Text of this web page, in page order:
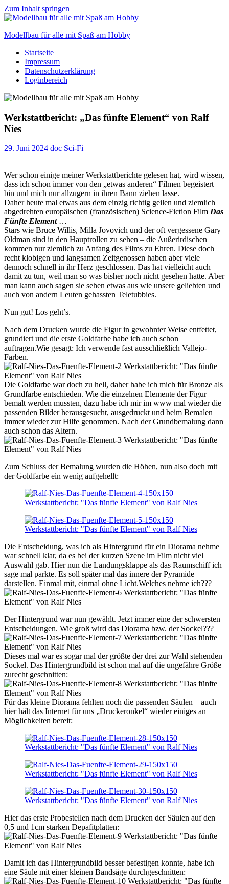
Zum Inhalt springen
Modellbau für alle mit Spaß am Hobby
Scale
modelling
to
Startseite
Impressum
Datenschutzerklärung
Loginbereich
Werkstattbericht: „Das fünfte Element“ von Ralf
Nies
29. Juni 2024 doc Sci-Fi
Wer schon einige meiner Werkstattberichte gelesen hat, wird wissen,
dass ich schon immer von den „etwas anderen“ Filmen begeistert
bin und mich nur allzugern in ihren Bann ziehen lasse.
Daher heute mal etwas aus dem einzig richtig geilen und ziemlich
abgedrehten europäischen (französischen) Science-Fiction Film Das
Fünfte Element…
Stars wie Bruce Willis, Milla Jovovich und der oft vergessene Gary
Oldman sind in den Hauptrollen zu sehen – die Außerirdischen
kommen nur ziemlich zu Anfang des Films zu Ehren. Diese doch
recht klobigen und langsamen Zeitgenossen haben aber viele
dennoch schnell in ihr Herz geschlossen. Das hat vielleicht auch
damit zu tun, weil man so was bisher noch nicht gesehen hatte. Aber
man kann auch sagen sie sehen etwas aus wie unsere geliebten und
auch von andern Leuten gehassten Teletubbies.
Nun gut! Los geht’s.
Nach dem Drucken wurde die Figur in gewohnter Weise entfettet,
grundiert und die erste Goldfarbe habe ich auch schon
auftragen.Wie gesagt: Ich verwende fast ausschließlich Vallejo-
Farben.
Die Goldfarbe war doch zu hell, daher habe ich mich für Bronze als
Grundfarbe entschieden. Wie die einzelnen Elemente der Figur
bemalt werden mussten, dazu habe ich mir im www mal wieder die
passenden Bilder herausgesucht, ausgedruckt und beim Bemalen
immer wieder zur Hilfe genommen. Nach der Grundbemalung dann
auch schon das Altern.
Zum Schluss der Bemalung wurden die Höhen, nun also doch mit
der Goldfarbe ein wenig aufgehellt:
Die Entscheidung, was ich als Hintergrund für ein Diorama nehme
war schnell klar, da es bei der kurzen Szene im Film nicht viel
Auswahl gab. Hier nun die Landungsklappe als das Raumschiff ich
sage mal parkte. Es soll später mal das innere der Pyramide
darstellen. Einmal mit, einmal ohne Licht.Welches nehme ich???
Der Hintergrund war nun gewählt. Jetzt immer eine der schwersten
Entscheidungen. Wie groß wird das Diorama bzw. der Sockel???
Dieses mal war es sogar mal der größte der drei zur Wahl stehenden
Sockel. Das Hintergrundbild ist schon mal auf die ungefähre Größe
zurecht geschnitten:
Für das kleine Diorama fehlten noch die passenden Säulen – auch
hier hält das Internet für uns „Druckeronkel“ wieder einiges an
Möglichkeiten bereit:
Hier das erste Probestellen nach dem Drucken der Säulen auf den
0,5 und 1cm starken Depafitplatten:
Damit ich das Hintergrundbild besser befestigen konnte, habe ich
eine Säule mit einer kleinen Bandsäge durchgeschnitten: